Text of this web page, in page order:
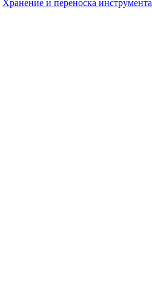
Хранение и переноска инструмента